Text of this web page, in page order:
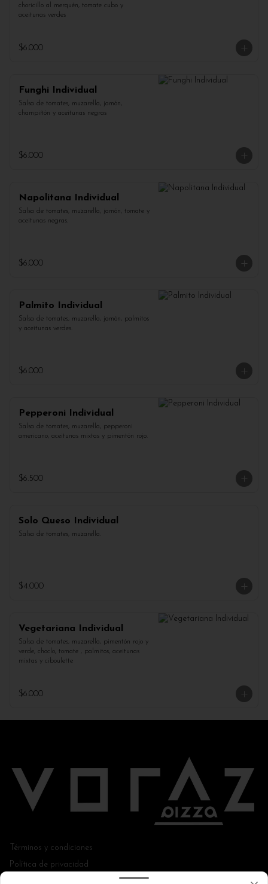
choricillo al merquén, tomate cubo y
aceitunas verdes
$6.000
Funghi Individual
Salsa de tomates, muzarella, jamón,
champiñón y aceitunas negras
$6.000
Napolitana Individual
Salsa de tomates, muzarella, jamón, tomate y
aceitunas negras.
$6.000
Palmito Individual
Salsa de tomates, muzarella, jamón, palmitos
y aceitunas verdes.
$6.000
Pepperoni Individual
Salsa de tomates, muzarella, pepperoni
americano, aceitunas mixtas y pimentón rojo.
$6.500
Solo Queso Individual
Salsa de tomates, muzarella.
$4.000
Vegetariana Individual
Salsa de tomates, muzarella, pimentón rojo y
verde, choclo, tomate , palmitos, aceitunas
mixtas y ciboulette
$6.000
Términos y condiciones
Política de privacidad